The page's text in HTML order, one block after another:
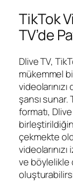
TikTok
TV’de
Dlive TV,
mükemmel
şansı sunar.
formatı,
çekmekte
ve böylelikle